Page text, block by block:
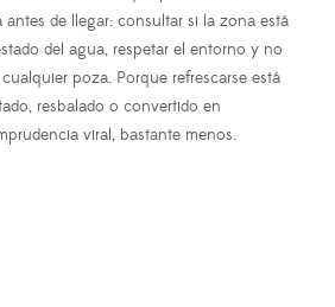
de llegar: consultar si la zona está
del agua, respetar el entorno y no
poza. Porque refrescarse está
resbalado o convertido en
viral, bastante menos.